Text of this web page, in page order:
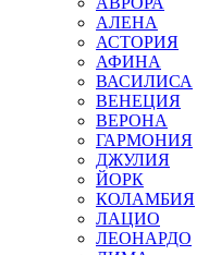
АЛЕНА
АСТОРИЯ
АФИНА
ВАСИЛИСА
ВЕНЕЦИЯ
ВЕРОНА
ГАРМОНИЯ
ДЖУЛИЯ
ЙОРК
КОЛАМБИЯ
ЛАЦИО
ЛЕОНАРДО